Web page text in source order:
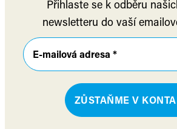
Přihlaste se k odběru
newsletteru do vaší